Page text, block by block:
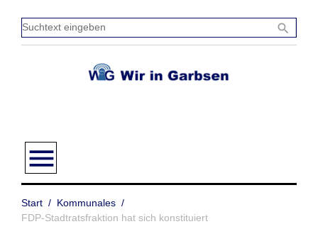
Inhalt
springen
search
menu
Start / Kommunales /
FDP-Stadtratsfraktion hat sich konstituiert